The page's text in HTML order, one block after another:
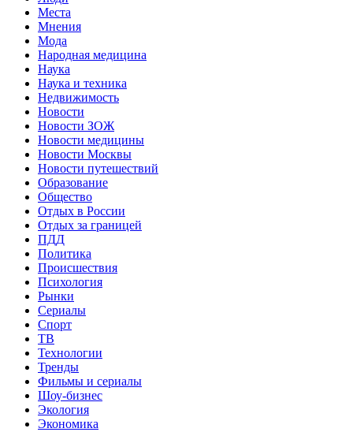
Места
Мнения
Мода
Народная медицина
Наука
Наука и техника
Недвижимость
Новости
Новости ЗОЖ
Новости медицины
Новости Москвы
Новости путешествий
Образование
Общество
Отдых в России
Отдых за границей
ПДД
Политика
Происшествия
Психология
Рынки
Сериалы
Спорт
ТВ
Технологии
Тренды
Фильмы и сериалы
Шоу-бизнес
Экология
Экономика